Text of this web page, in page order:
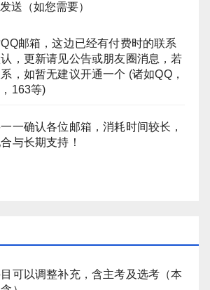
送（如您需要）
邮箱，这边已经有付费时的联系
，更新请见公告或朋友圈消息，若
，如暂无建议开通一个 (诸如QQ，
163等)
一确认各位邮箱，消耗时间较长，
与长期支持！
可以调整补充，含主考及选考（本